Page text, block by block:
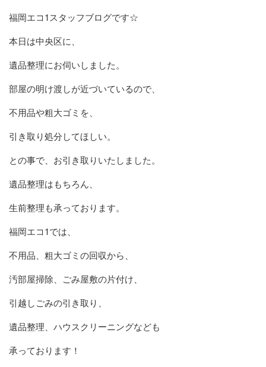
福岡エコ1スタッフブログです☆
本日は中央区に、
遺品整理にお伺いしました。
部屋の明け渡しが近づいているので、
不用品や粗大ゴミを、
引き取り処分してほしい。
との事で、お引き取りいたしました。
遺品整理はもちろん、
生前整理も承っております。
福岡エコ1では、
不用品、粗大ゴミの回収から、
汚部屋掃除、ごみ屋敷の片付け、
引越しごみの引き取り、
遺品整理、ハウスクリーニングなども
承っております！